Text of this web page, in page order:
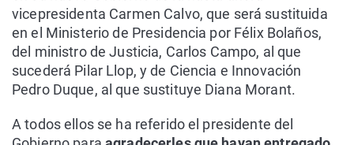
vicepresidenta Carmen Calvo, que será sustituida
en el Ministerio de Presidencia por Félix Bolaños,
del ministro de Justicia, Carlos Campo, al que
sucederá Pilar Llop, y de Ciencia e Innovación
Pedro Duque, al que sustituye Diana Morant.
A todos ellos se ha referido el presidente del